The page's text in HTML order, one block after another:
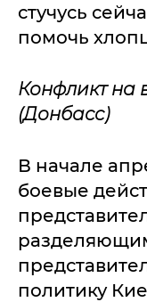
стучусь
помочь
Конфликт на
(Донбасс)
В начале
боевые
политику